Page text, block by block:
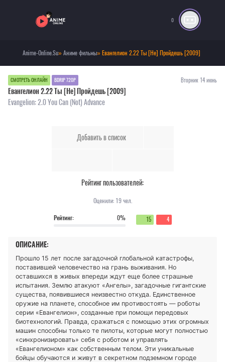
0
Anime-Online.Su»Аниме фильмы» Евангелион 2.22 Ты [Не] Пройдешь [2009]
СМОТРЕТЬ ОНЛАЙН BDRIP 720P Вторник 14 июнь
Евангелион 2.22 Ты [Не] Пройдешь [2009]
Evangelion: 2.0 You Can (Not) Advance
Добавить в список
Рейтинг пользователей:
Оценили: 19чел.
Рейтинг:
0% 15 4
ОПИСАНИЕ:
Прошло 15 лет после загадочной глобальной катастрофы,
поставившей человечество на грань выживания. Но
оставшихся в живых впереди ждут еще более страшные
испытания. Землю атакуют «Ангелы», загадочные гигантские
существа, появившиеся неизвестно откуда. Единственное
оружие на планете, способное им противостоять — роботы
серии «Евангелион», созданные при помощи передовых
биотехнологий. Правда, сражаться с помощью этих огромных
машин способны только те пилоты, которые могут полностью
«синхронизировать» себя с роботом и управлять
«Евангелионом» как собственным телом. Эти уникальные
бойцы обучаются и живут в секретном подземном городе